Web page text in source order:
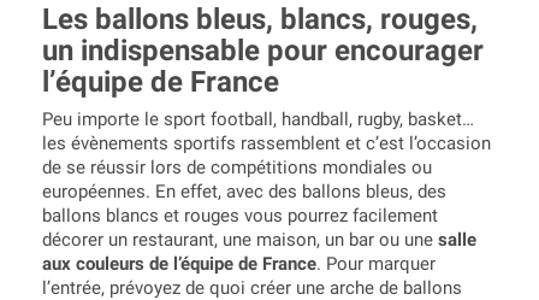
Les ballons bleus, blancs, rouges,
un indispensable pour encourager
l’équipe de France
Peu importe le sport football, handball, rugby, basket…
les évènements sportifs rassemblent et c’est l’occasion
de se réussir lors de compétitions mondiales ou
européennes. En effet, avec des ballons bleus, des
ballons blancs et rouges vous pourrez facilement
décorer un restaurant, une maison, un bar ou une salle
aux couleurs de l’équipe de France. Pour marquer
l’entrée, prévoyez de quoi créer une arche de ballons